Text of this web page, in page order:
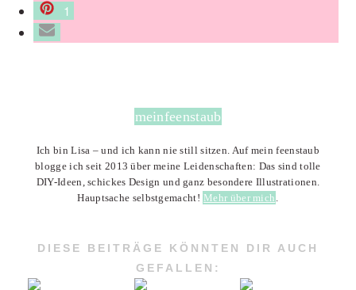
1
meinfeenstaub
Ich bin Lisa – und ich kann nie still sitzen. Auf mein feenstaub
blogge ich seit 2013 über meine Leidenschaften: Das sind tolle
DIY-Ideen, schickes Design und ganz besondere Illustrationen.
Hauptsache selbstgemacht! Mehr über mich .
DIESE BEITRÄGE KÖNNTEN DIR AUCH
GEFALLEN: